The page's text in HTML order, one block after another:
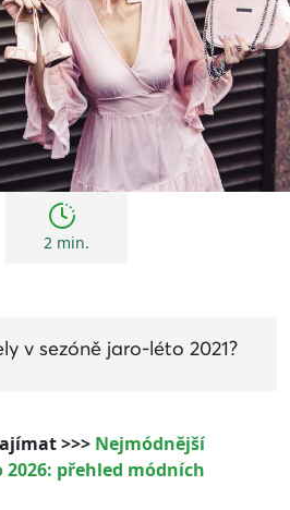
Trendy
2 min.
v sezóně jaro-léto 2021?
>>> Nejmódnější
přehled módních